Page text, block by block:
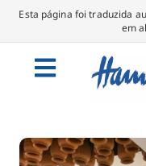
Esta página foi traduzida
em